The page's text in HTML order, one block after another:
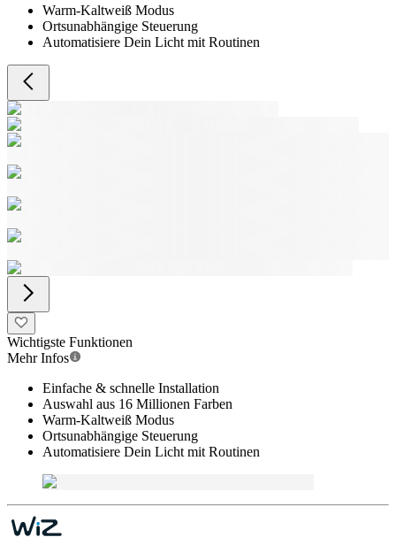
Warm-Kaltweiß Modus
Ortsunabhängige Steuerung
Automatisiere Dein Licht mit Routinen
Wichtigste Funktionen
Mehr Infos
Einfache & schnelle Installation
Auswahl aus 16 Millionen Farben
Warm-Kaltweiß Modus
Ortsunabhängige Steuerung
Automatisiere Dein Licht mit Routinen